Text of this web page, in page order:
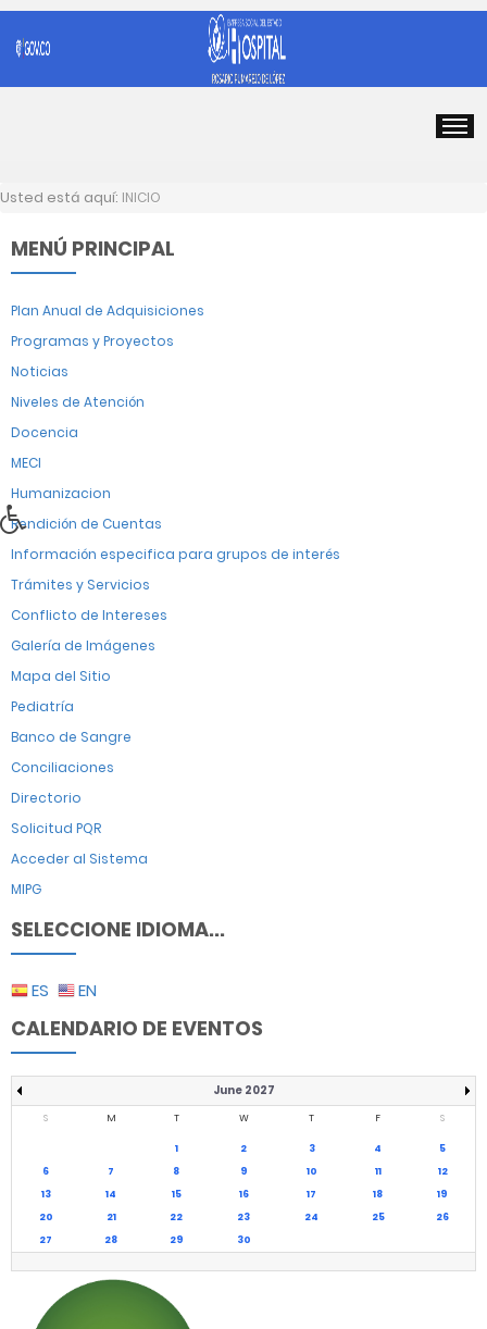
Usted está aquí: INICIO
MENÚ PRINCIPAL
Plan Anual de Adquisiciones
Programas y Proyectos
Noticias
Niveles de Atención
Docencia
MECI
Humanizacion
Rendición de Cuentas
Información especifica para grupos de interés
Trámites y Servicios
Conflicto de Intereses
Galería de Imágenes
Mapa del Sitio
Pediatría
Banco de Sangre
Conciliaciones
Directorio
Solicitud PQR
Acceder al Sistema
MIPG
SELECCIONE IDIOMA...
ES EN
CALENDARIO DE EVENTOS
June 2027
S M T W T F S
1 2 3 4
5
6
7 8 9 10 11
12
13
14 15 16 17 18
19
20
21 22 23 24 25
26
27
28 29 30